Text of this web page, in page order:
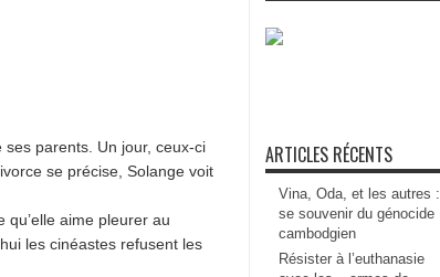
parents. Un jour, ceux-ci
se précise, Solange voit
aime pleurer au
les cinéastes refusent les
ARTICLES RÉCENTS
Vina, Oda, et les autres :
se souvenir du génocide
cambodgien
Résister à l’euthanasie